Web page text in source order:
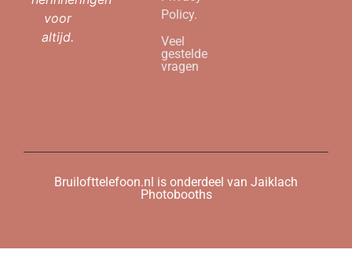
voor
altijd.
Policy.
Veel
gestelde
vragen
Bruilofttelefoon.nl is onderdeel van Jaiklach
Photobooths